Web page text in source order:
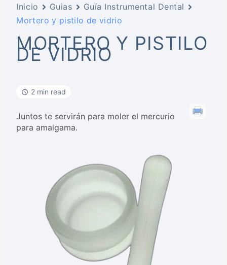
Inicio Guias
Guía Instrumental Dental
Mortero y pistilo de vidrio
MORTERO Y PISTILO
DE VIDRIO
2 min read
Juntos te servirán para moler el mercurio
para amalgama.